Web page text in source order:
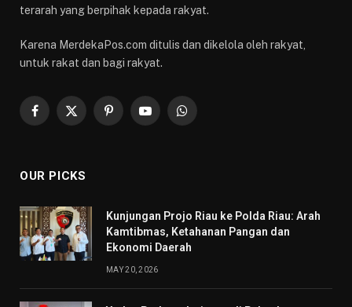
terarah yang berpihak kepada rakyat.
Karena MerdekaPos.com ditulis dan dikelola oleh rakyat,
untuk rakat dan bagi rakyat.
Facebook
X
PinterestYouTubeWhatsApp
OUR PICKS
Kunjungan Projo Riau ke Polda Riau: Arah
Kamtibmas, Ketahanan Pangan dan
Ekonomi Daerah
MAY 20, 2026